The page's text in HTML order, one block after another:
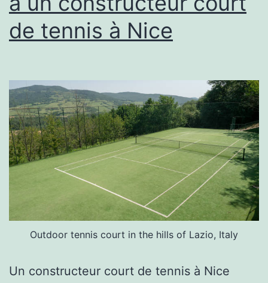
tennis
Nice
de tennis à Nice
Outdoor tennis court in the hills of Lazio, Italy
Un constructeur court de tennis à Nice